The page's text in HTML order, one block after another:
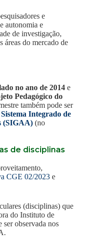
e
autonomia e
de investigação,
áreas do mercado de
no ano de 2014e
Pedagógico do
também pode ser
Integrado de
(SIGAA)(no
de disciplinas
CGE 02/2023e
(disciplinas) que
do Instituto de
ser observada nos